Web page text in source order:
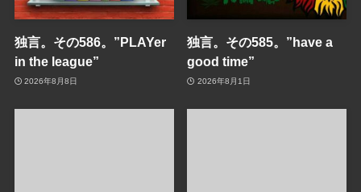
独言。その586。”PLAYer
in the league”
2026年8月8日
独言。その585。”have a
good time”
2026年8月1日